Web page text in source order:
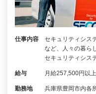
仕事内容
セキュリティシス
など、人々の暮ら
セキュリティシス
給与 月給257,500円以上
勤務地 兵庫県豊岡市内各